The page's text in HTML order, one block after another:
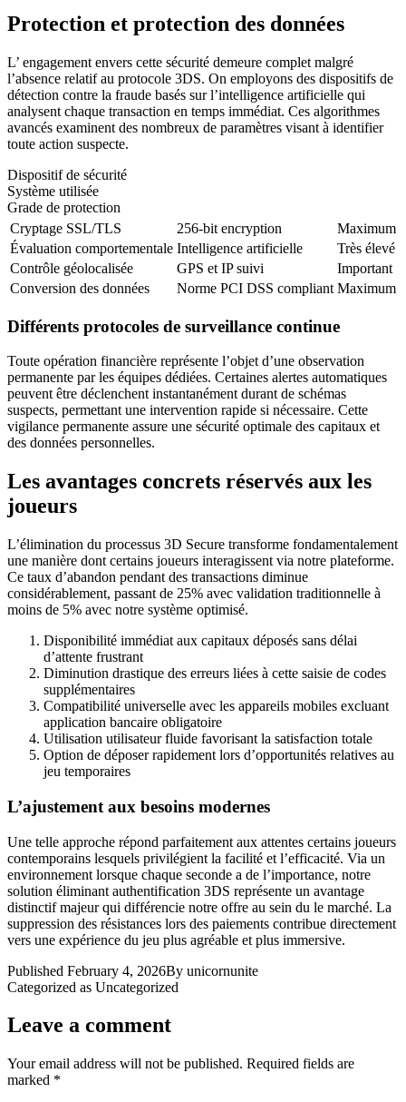
Protection et protection des données
L’ engagement envers cette sécurité demeure complet malgré
l’absence relatif au protocole 3DS. On employons des dispositifs de
détection contre la fraude basés sur l’intelligence artificielle qui
analysent chaque transaction en temps immédiat. Ces algorithmes
avancés examinent des nombreux de paramètres visant à identifier
toute action suspecte.
Dispositif de sécurité
Système utilisée
Grade de protection
Cryptage SSL/TLS
256-bit encryption
Maximum
Évaluation comportementale Intelligence artificielle
Très élevé
Contrôle géolocalisée
GPS et IP suivi
Important
Conversion des données
Norme PCI DSS compliant Maximum
Différents protocoles de surveillance continue
Toute opération financière représente l’objet d’une observation
permanente par les équipes dédiées. Certaines alertes automatiques
peuvent être déclenchent instantanément durant de schémas
suspects, permettant une intervention rapide si nécessaire. Cette
vigilance permanente assure une sécurité optimale des capitaux et
des données personnelles.
Les avantages concrets réservés aux les
joueurs
L’élimination du processus 3D Secure transforme fondamentalement
une manière dont certains joueurs interagissent via notre plateforme.
Ce taux d’abandon pendant des transactions diminue
considérablement, passant de 25% avec validation traditionnelle à
moins de 5% avec notre système optimisé.
Disponibilité immédiat aux capitaux déposés sans délai
d’attente frustrant
Diminution drastique des erreurs liées à cette saisie de codes
supplémentaires
Compatibilité universelle avec les appareils mobiles excluant
application bancaire obligatoire
Utilisation utilisateur fluide favorisant la satisfaction totale
Option de déposer rapidement lors d’opportunités relatives au
jeu temporaires
L’ajustement aux besoins modernes
Une telle approche répond parfaitement aux attentes certains joueurs
contemporains lesquels privilégient la facilité et l’efficacité. Via un
environnement lorsque chaque seconde a de l’importance, notre
solution éliminant authentification 3DS représente un avantage
distinctif majeur qui différencie notre offre au sein du le marché. La
suppression des résistances lors des paiements contribue directement
vers une expérience du jeu plus agréable et plus immersive.
Published February 4, 2026By unicornunite
Categorized as Uncategorized
Leave a comment
Your email address will not be published. Required fields are
marked *